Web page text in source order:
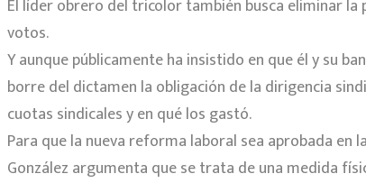
El líder obrero del tricolor también busca eliminar la
votos.
Y aunque públicamente ha insistido en que él y su
borre del dictamen la obligación de la dirigencia
cuotas sindicales y en qué los gastó.
Para que la nueva reforma laboral sea aprobada
González argumenta que se trata de una medida